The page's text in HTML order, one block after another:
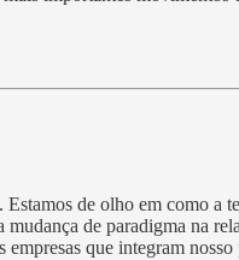
de olho em como a
de paradigma na
empresas que integram